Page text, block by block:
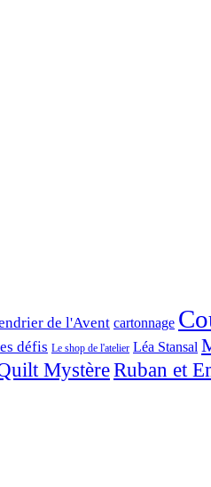
de l'Avent cartonnage
défis Le shop de l'atelier Léa Stansal
MystèreRuban et